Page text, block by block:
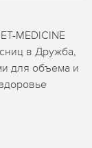
MEDICINE
в Дружба,
для объема и